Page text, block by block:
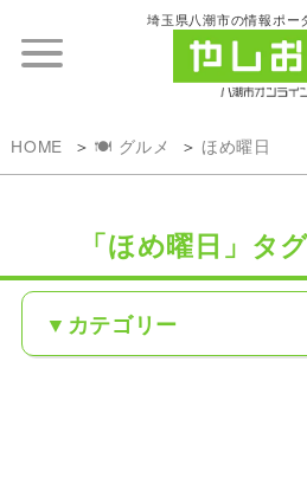
埼玉県八潮市の情報ポー
HOME 🍽️ グルメ ほめ曜日
「ほめ曜日」タ
カテゴリー